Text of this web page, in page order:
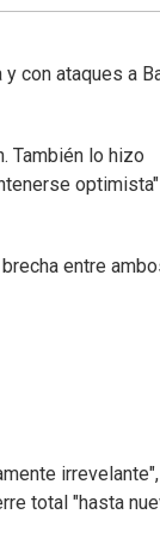
con ataques a
También lo hizo
entre
irrevelante",
total "hasta